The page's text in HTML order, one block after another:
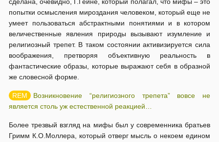
попытки осмысления мироздания человеком, который еще не
умеет пользоваться абстрактными понятиями и в котором
величественные явления природы вызывают изумление и
религиозный трепет. В таком состоянии активизируется сила
воображения, претворяя объективную реальность в
фантастические образы, которые выражают себя в образной
же словесной форме.
Возникновение “религиозного трепета” вовсе не
является столь уж естественной реакцией…
Более трезвый взгляд на мифы был у современника братьев
Гримм К.О.Моллера, который отверг мысль о некоем едином